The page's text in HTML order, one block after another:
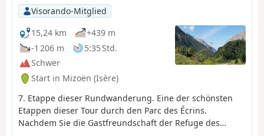
Visorando-Mitglied
15,24 km
+439 m
-1 206 m
5:35 Std.
Schwer
Start in Mizoën (Isère)
7. Etappe dieser Rundwanderung. Eine der schönsten
Etappen dieser Tour durch den Parc des Écrins.
Nachdem Sie die Gastfreundschaft der Refuge des